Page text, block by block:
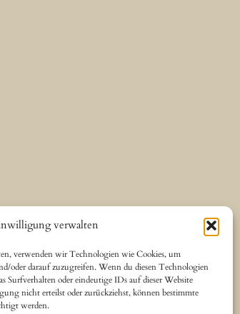
verwalten
verwenden wir Technologien wie Cookies, um
oder darauf zuzugreifen. Wenn du diesen Technologien
Surfverhalten oder eindeutige IDs auf dieser Website
nicht erteilst oder zurückziehst, können bestimmte
werden.